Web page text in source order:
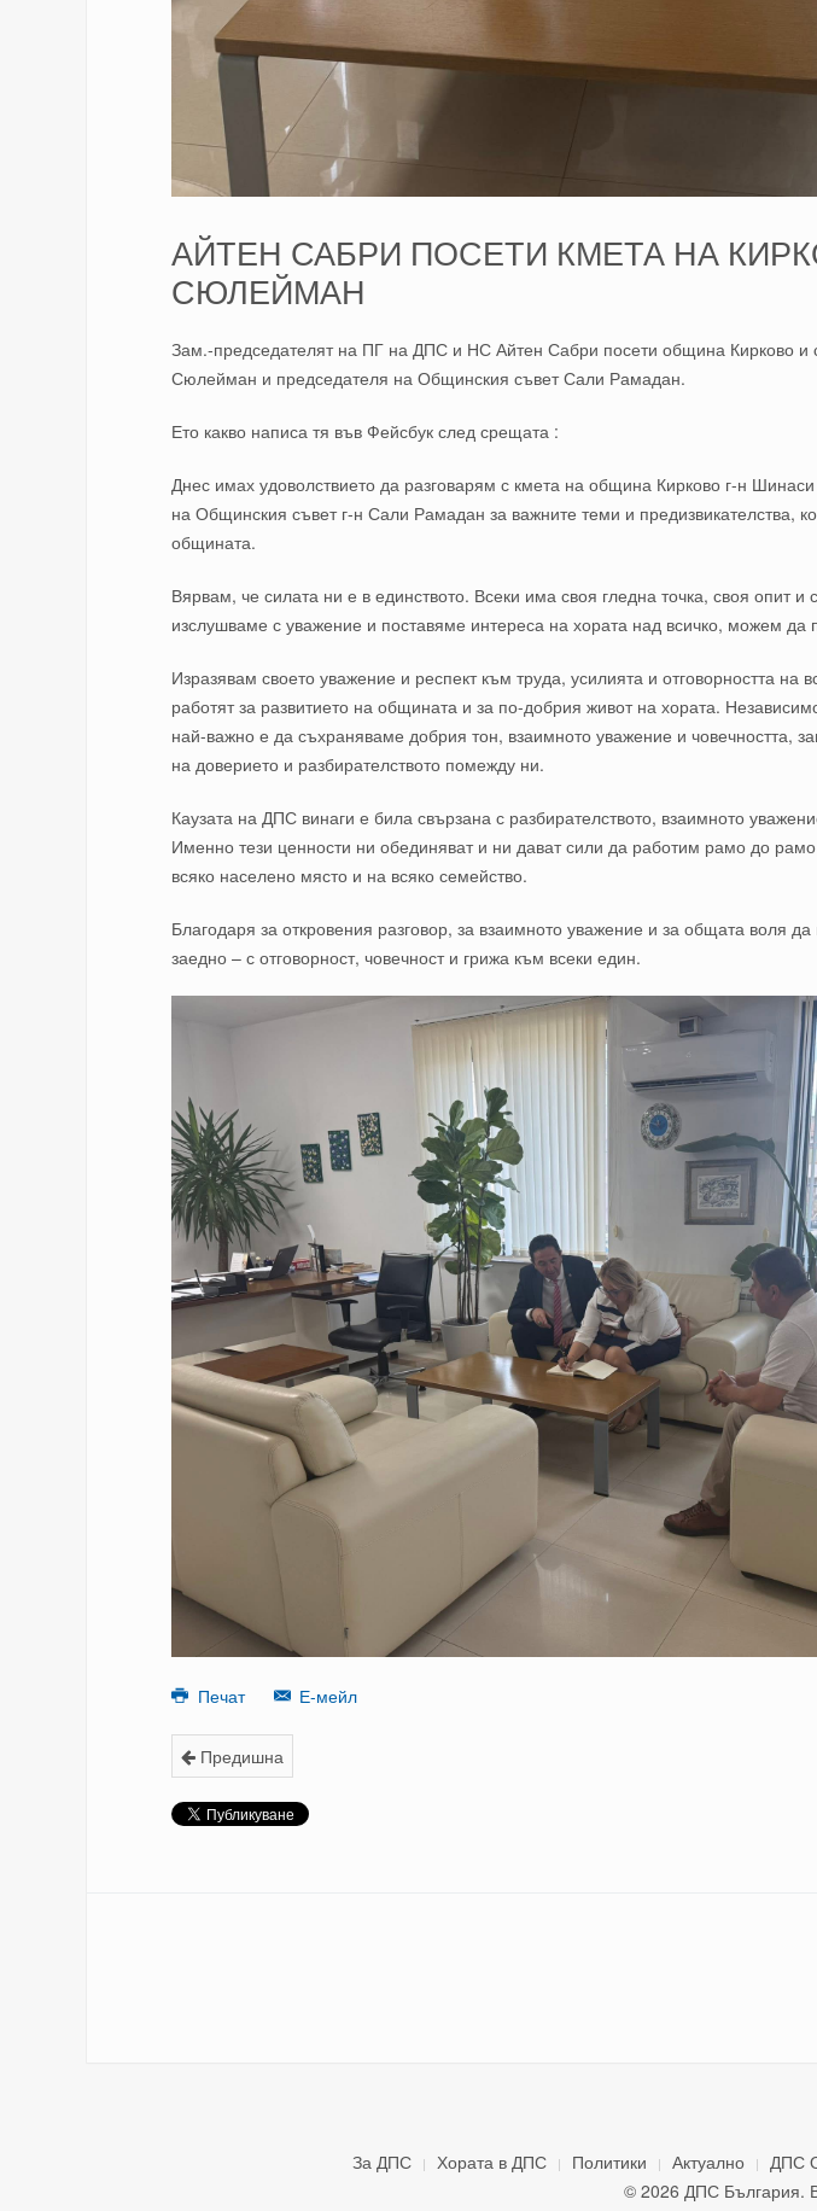
АЙТЕН САБРИ ПОСЕТИ КМЕТА НА
СЮЛЕЙМАН
Зам.-председателят на ПГ на ДПС и НС Айтен Сабри посети община Кирково
Сюлейман и председателя на Общинския съвет Сали Рамадан.
Ето какво написа тя във Фейсбук след срещата :
Днес имах удоволствието да разговарям с кмета на община Кирково г-н
на Общинския съвет г-н Сали Рамадан за важните теми и предизвикателства,
общината.
Вярвам, че силата ни е в единството. Всеки има своя гледна точка, своя опит и
изслушваме с уважение и поставяме интереса на хората над всичко, можем да
Изразявам своето уважение и респект към труда, усилията и отговорността на
работят за развитието на общината и за по-добрия живот на хората.
най-важно е да съхраняваме добрия тон, взаимното уважение и човечността,
на доверието и разбирателството помежду ни.
Каузата на ДПС винаги е била свързана с разбирателството, взаимното
Именно тези ценности ни обединяват и ни дават сили да работим рамо до
всяко населено място и на всяко семейство.
Благодаря за откровения разговор, за взаимното уважение и за общата воля
заедно – с отговорност, човечност и грижа към всеки един.
Печат Е-мейл
Предишна
За ДПС Хората в ДПС Политики Актуално ДПС
© 2026 ДПС България.